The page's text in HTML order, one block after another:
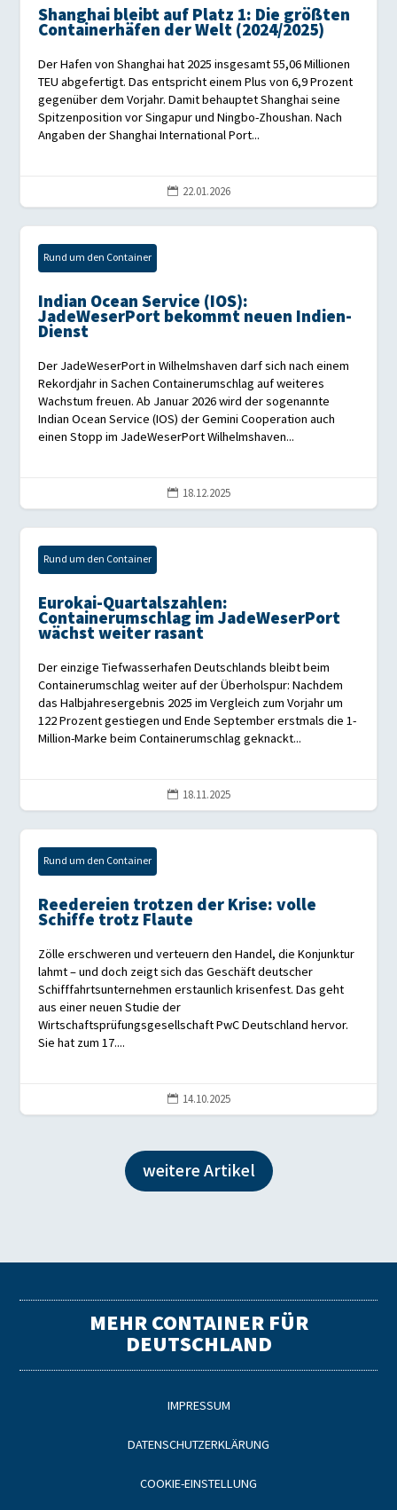
Shanghai bleibt auf Platz 1: Die größten
Containerhäfen der Welt (2024/2025)
Der Hafen von Shanghai hat 2025 insgesamt 55,06 Millionen
TEU abgefertigt. Das entspricht einem Plus von 6,9 Prozent
gegenüber dem Vorjahr. Damit behauptet Shanghai seine
Spitzenposition vor Singapur und Ningbo-Zhoushan. Nach
Angaben der Shanghai International Port...
 22.01.2026
Rund um den Container
Indian Ocean Service (IOS):
JadeWeserPort bekommt neuen Indien-
Dienst
Der JadeWeserPort in Wilhelmshaven darf sich nach einem
Rekordjahr in Sachen Containerumschlag auf weiteres
Wachstum freuen. Ab Januar 2026 wird der sogenannte
Indian Ocean Service (IOS) der Gemini Cooperation auch
einen Stopp im JadeWeserPort Wilhelmshaven...
 18.12.2025
Rund um den Container
Eurokai-Quartalszahlen:
Containerumschlag im JadeWeserPort
wächst weiter rasant
Der einzige Tiefwasserhafen Deutschlands bleibt beim
Containerumschlag weiter auf der Überholspur: Nachdem
das Halbjahresergebnis 2025 im Vergleich zum Vorjahr um
122 Prozent gestiegen und Ende September erstmals die 1-
Million-Marke beim Containerumschlag geknackt...
 18.11.2025
Rund um den Container
Reedereien trotzen der Krise: volle
Schiffe trotz Flaute
Zölle erschweren und verteuern den Handel, die Konjunktur
lahmt – und doch zeigt sich das Geschäft deutscher
Schifffahrtsunternehmen erstaunlich krisenfest. Das geht
aus einer neuen Studie der
Wirtschaftsprüfungsgesellschaft PwC Deutschland hervor.
Sie hat zum 17....
 14.10.2025
weitere Artikel
MEHR CONTAINER FÜR
DEUTSCHLAND
IMPRESSUM
DATENSCHUTZERKLÄRUNG
COOKIE-EINSTELLUNG